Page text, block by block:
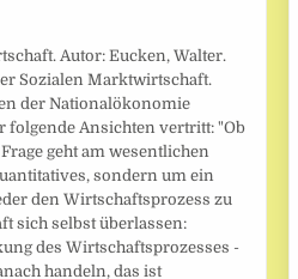
Autor: Eucken, Walter.
Sozialen Marktwirtschaft.
der Nationalökonomie
folgende Ansichten vertritt: "Ob
geht am wesentlichen
sondern um ein
den Wirtschaftsprozess zu
sich selbst überlassen:
des Wirtschaftsprozesses -
handeln, das ist